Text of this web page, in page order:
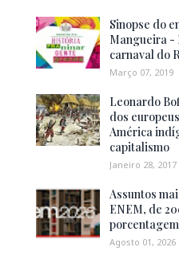
Sinopse do
Mangueira -
carnaval do
Março 07, 2019
Leonardo
dos
América
capitalismo
Janeiro 28, 2017
Assuntos
ENEM, de
Agosto 01, 2026